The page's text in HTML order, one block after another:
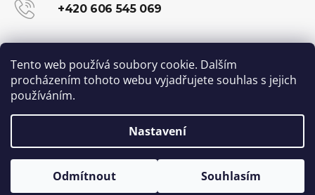
Tento web používá soubory cookie. Dalším
procházením tohoto webu vyjadřujete souhlas s jejich
používáním.
Nastavení
Odmítnout Souhlasím
+420 606 545 069
Vytvořil Shoptet
© 2026 Kanekalon-STORE.cz. Všechna práva
vyhrazena.Upravit nastavení cookies